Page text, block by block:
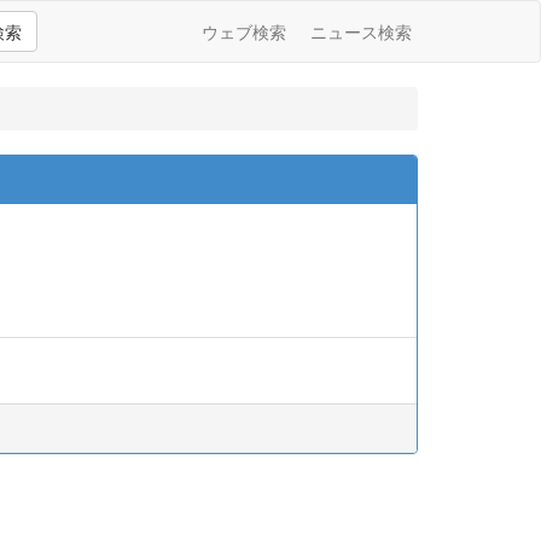
索 ウェブ検索 ニュース検索